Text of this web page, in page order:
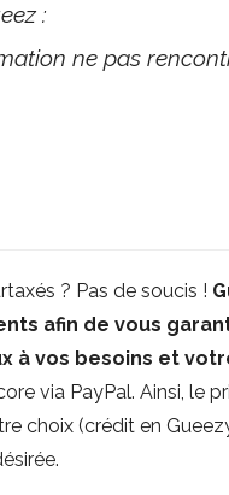
:
ne pas
? Pas de soucis !
afin de vous
à vos besoins et
via PayPal. Ainsi, le
choix (crédit en